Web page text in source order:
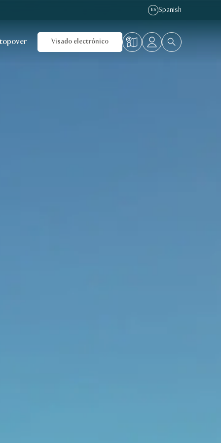
ES Spanish
Visado electrónico